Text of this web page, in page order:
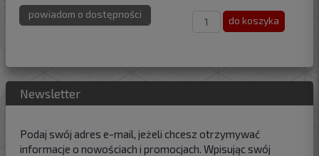
powiadom o dostępności
do koszyka
Newsletter
Podaj swój adres e-mail, jeżeli chcesz otrzymywać
informacje o nowościach i promocjach. Wpisując swój